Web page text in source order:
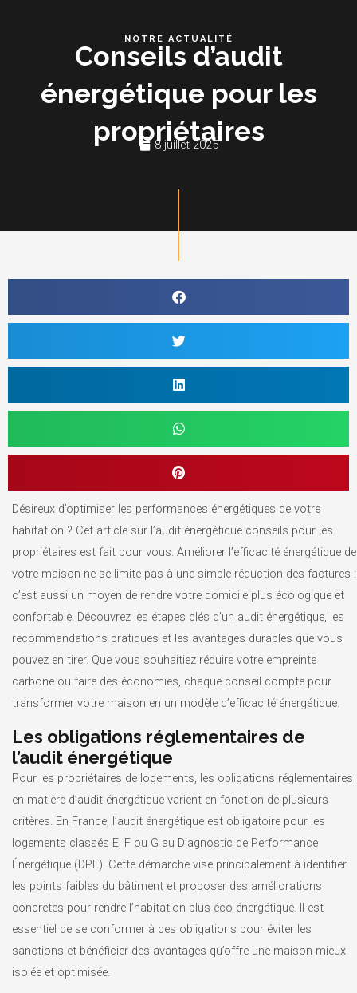
NOTRE ACTUALITÉ
Conseils d’audit
énergétique pour les
propriétaires
8 juillet 2025
Désireux d’optimiser les performances énergétiques de votre
habitation ? Cet article sur l’audit énergétique conseils pour les
propriétaires est fait pour vous. Améliorer l’efficacité énergétique de
votre maison ne se limite pas à une simple réduction des factures :
c’est aussi un moyen de rendre votre domicile plus écologique et
confortable. Découvrez les étapes clés d’un audit énergétique, les
recommandations pratiques et les avantages durables que vous
pouvez en tirer. Que vous souhaitiez réduire votre empreinte
carbone ou faire des économies, chaque conseil compte pour
transformer votre maison en un modèle d’efficacité énergétique.
Les obligations réglementaires de
l’audit énergétique
Pour les propriétaires de logements, les obligations réglementaires
en matière d’audit énergétique varient en fonction de plusieurs
critères. En France, l’audit énergétique est obligatoire pour les
logements classés E, F ou G au Diagnostic de Performance
Énergétique (DPE). Cette démarche vise principalement à identifier
les points faibles du bâtiment et proposer des améliorations
concrètes pour rendre l’habitation plus éco-énergétique. Il est
essentiel de se conformer à ces obligations pour éviter les
sanctions et bénéficier des avantages qu’offre une maison mieux
isolée et optimisée.